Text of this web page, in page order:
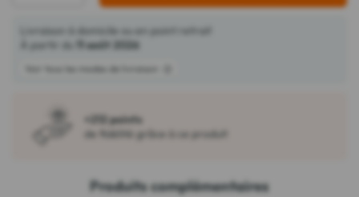
Livraison à domicile ou en point retrait
À partir du
11 août 2026
Voir tous les modes de livraison
+212 points
de fidélité grâce à ce produit
Produits complémentaires